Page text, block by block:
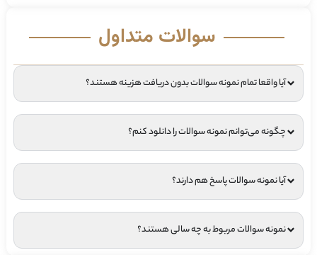
سوالات متداول
آیا واقعا تمام نمونه سوالات بدون دریافت هزینه هستند؟
چگونه می‌توانم نمونه سوالات را دانلود کنم؟
آیا نمونه سوالات پاسخ هم دارند؟
نمونه سوالات مربوط به چه سالی هستند؟